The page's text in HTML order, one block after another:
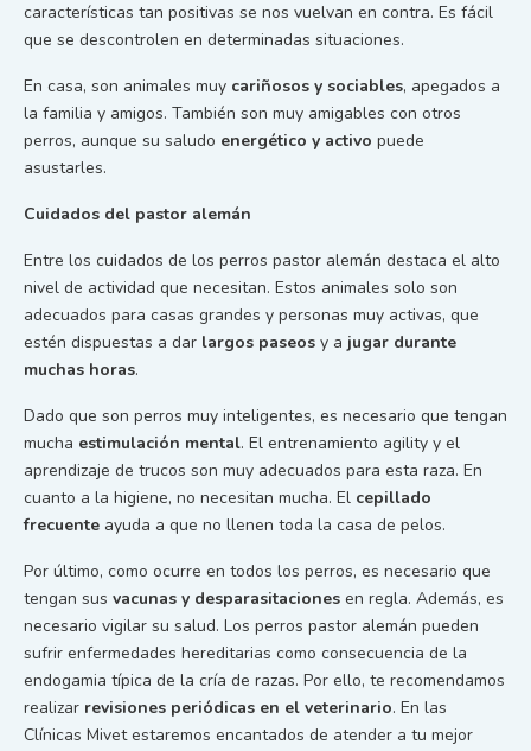
características tan positivas se nos vuelvan en contra. Es fácil
que se descontrolen en determinadas situaciones.
En casa, son animales muy cariñosos y sociables, apegados a
la familia y amigos. También son muy amigables con otros
perros, aunque su saludo energético y activo puede
asustarles.
Cuidados del pastor alemán
Entre los cuidados de los perros pastor alemán destaca el alto
nivel de actividad que necesitan. Estos animales solo son
adecuados para casas grandes y personas muy activas, que
estén dispuestas a dar largos paseos y a jugar durante
muchas horas.
Dado que son perros muy inteligentes, es necesario que tengan
mucha estimulación mental. El entrenamiento agility y el
aprendizaje de trucos son muy adecuados para esta raza. En
cuanto a la higiene, no necesitan mucha. El cepillado
frecuente ayuda a que no llenen toda la casa de pelos.
Por último, como ocurre en todos los perros, es necesario que
tengan sus vacunas y desparasitaciones en regla. Además, es
necesario vigilar su salud. Los perros pastor alemán pueden
sufrir enfermedades hereditarias como consecuencia de la
endogamia típica de la cría de razas. Por ello, te recomendamos
realizar revisiones periódicas en el veterinario. En las
Clínicas Mivet estaremos encantados de atender a tu mejor